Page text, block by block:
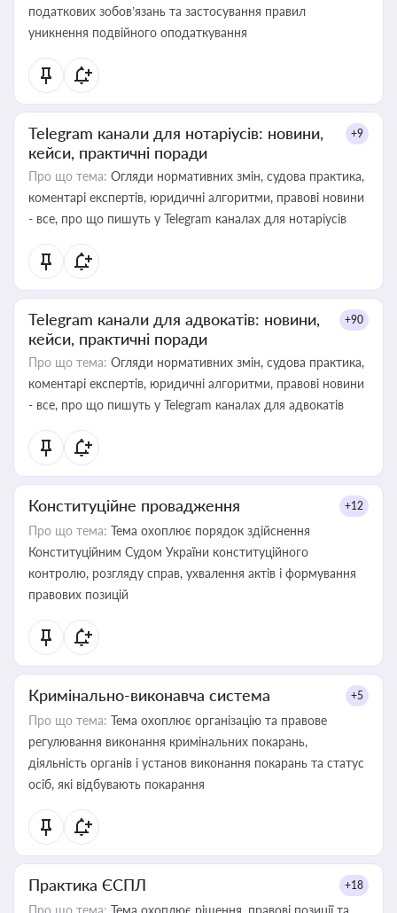
податкових зобов’язань та застосування правил
уникнення подвійного оподаткування
Telegram канали для нотаріусів: новини,
кейси, практичні поради
+9
Про що тема: Огляди нормативних змін, судова практика,
коментарі експертів, юридичні алгоритми, правові новини
- все, про що пишуть у Telegram каналах для нотаріусів
Telegram канали для адвокатів: новини,
кейси, практичні поради
+90
Про що тема: Огляди нормативних змін, судова практика,
коментарі експертів, юридичні алгоритми, правові новини
- все, про що пишуть у Telegram каналах для адвокатів
Конституційне провадження +12
Про що тема: Тема охоплює порядок здійснення
Конституційним Судом України конституційного
контролю, розгляду справ, ухвалення актів і формування
правових позицій
Кримінально-виконавча система +5
Про що тема: Тема охоплює організацію та правове
регулювання виконання кримінальних покарань,
діяльність органів і установ виконання покарань та статус
осіб, які відбувають покарання
Практика ЄСПЛ +18
Про що тема: Тема охоплює рішення, правові позиції та